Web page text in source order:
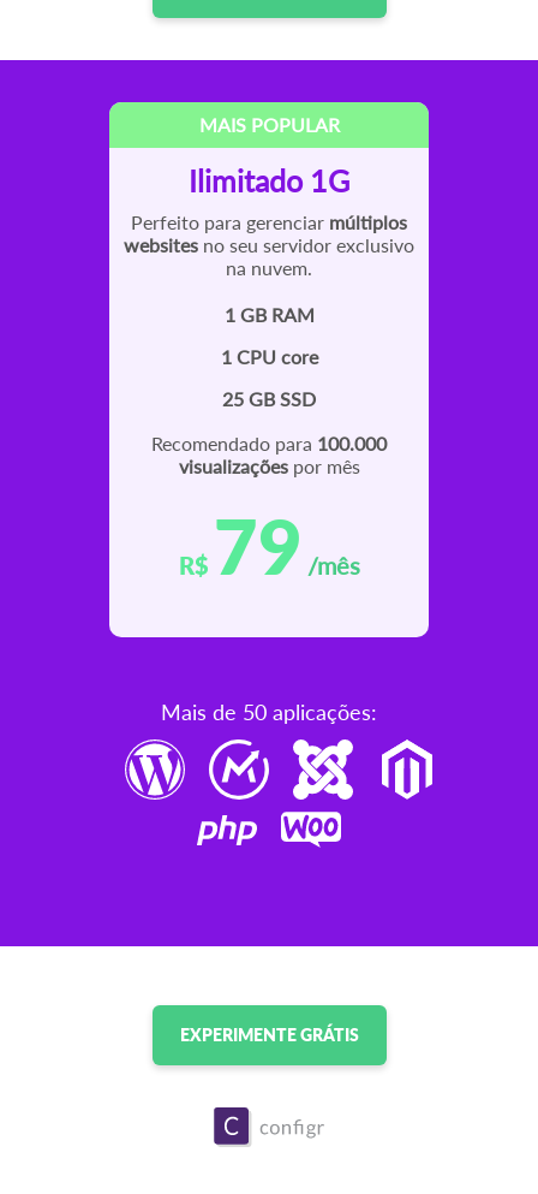
MAIS POPULAR
Ilimitado 1G
Perfeito para gerenciar múltiplos
websites no seu servidor exclusivo
na nuvem.
1 GB RAM
1 CPU core
25 GB SSD
Recomendado para 100.000
visualizaçõespor mês
R$ 79 /mês
Mais de 50 aplicações:
EXPERIMENTE GRÁTIS